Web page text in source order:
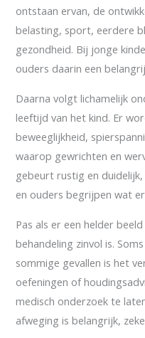
ontstaan ervan, de
belasting, sport, eerdere
gezondheid. Bij jonge
ouders daarin een
Daarna volgt lichamelijk
leeftijd van het kind. Er
beweeglijkheid,
waarop gewrichten en
gebeurt rustig en
en ouders begrijpen wat
Pas als er een helder
behandeling zinvol is.
sommige gevallen is het
oefeningen of
medisch onderzoek te
afweging is belangrijk,